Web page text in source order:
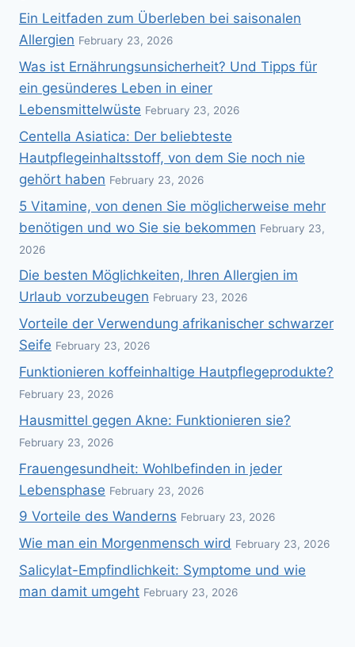
Ein Leitfaden zum Überleben bei saisonalen
Allergien February 23, 2026
Was ist Ernährungsunsicherheit? Und Tipps für
ein gesünderes Leben in einer
Lebensmittelwüste February 23, 2026
Centella Asiatica: Der beliebteste
Hautpflegeinhaltsstoff, von dem Sie noch nie
gehört haben February 23, 2026
5 Vitamine, von denen Sie möglicherweise mehr
benötigen und wo Sie sie bekommen February 23,
2026
Die besten Möglichkeiten, Ihren Allergien im
Urlaub vorzubeugen February 23, 2026
Vorteile der Verwendung afrikanischer schwarzer
Seife February 23, 2026
Funktionieren koffeinhaltige Hautpflegeprodukte?
February 23, 2026
Hausmittel gegen Akne: Funktionieren sie?
February 23, 2026
Frauengesundheit: Wohlbefinden in jeder
Lebensphase February 23, 2026
9 Vorteile des Wanderns February 23, 2026
Wie man ein Morgenmensch wird February 23, 2026
Salicylat-Empfindlichkeit: Symptome und wie
man damit umgeht February 23, 2026